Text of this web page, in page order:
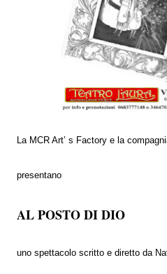
La MCR Art’ s Factory e la
presentano
AL POSTO DI DIO
uno spettacolo scritto e diretto da